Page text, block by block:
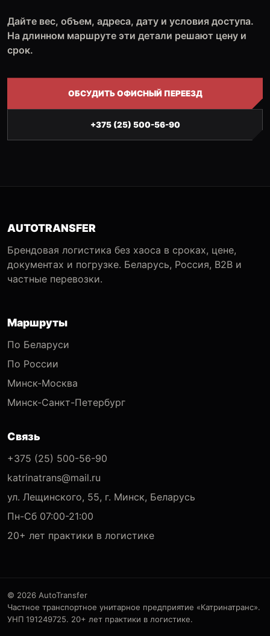
Дайте вес, объем, адреса, дату и условия доступа.
На длинном маршруте эти детали решают цену и
срок.
ОБСУДИТЬ ОФИСНЫЙ ПЕРЕЕЗД
+375 (25) 500-56-90
AUTOTRANSFER
Брендовая логистика без хаоса в сроках, цене,
документах и погрузке. Беларусь, Россия, B2B и
частные перевозки.
Маршруты
По Беларуси
По России
Минск-Москва
Минск-Санкт-Петербург
Связь
+375 (25) 500-56-90
katrinatrans@mail.ru
ул. Лещинского, 55, г. Минск, Беларусь
Пн-Сб 07:00-21:00
20+ лет практики в логистике
© 2026 AutoTransfer
Частное транспортное унитарное предприятие «Катринатранс».
УНП 191249725. 20+ лет практики в логистике.